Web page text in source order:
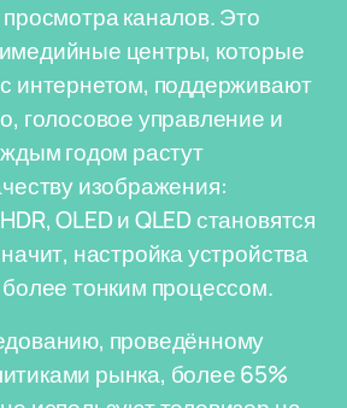
каналов. Это
центры, которые
интернетом, поддерживают
голосовое управление и
годом растут
изображения:
OLED и QLED становятся
настройка устройства
тонким процессом.
проведённому
рынка, более 65%